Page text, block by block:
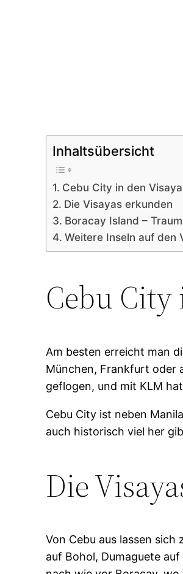
Inhaltsübersicht
Cebu City in den
Die Visayas erkunden
Boracay Island –
Weitere Inseln auf den
Cebu City
Am besten erreicht man
München, Frankfurt oder
geflogen, und mit KLM
Cebu City ist neben
auch historisch viel her
Die
Von Cebu aus lassen
auf Bohol, Dumaguete